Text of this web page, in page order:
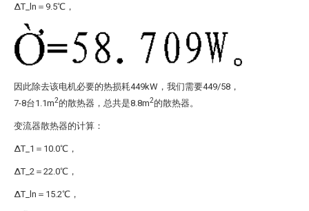
ΔT_ln＝9.5℃，
因此除去该电机必要的热损耗449kW，我们需要449/58，
7-8台1.1m2的散热器，总共是8.8m2的散热器。
变流器散热器的计算：
ΔT_1＝10.0℃，
ΔT_2＝22.0℃，
ΔT_ln＝15.2℃，